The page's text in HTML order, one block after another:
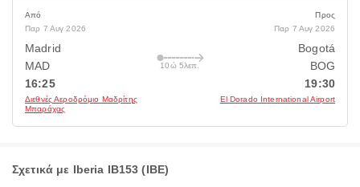
Από
Παρ 7 Αυγ 2026
Madrid
MAD
16:25
Διεθνές Αεροδρόμιο Μαδρίτης
Μπαράχας
10ώ 5λεπ.
Προς
Παρ 7 Αυγ 2026
Bogotá
BOG
19:30
El Dorado International Airport
Σχετικά με Iberia IB153 (IBE)